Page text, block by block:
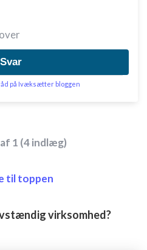
Svar
på Ivæksætter bloggen
1 (4 indlæg)
til toppen
virksomhed?